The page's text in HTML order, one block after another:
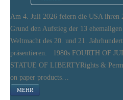
Am 4. Juli 2026 feiern die USA ihren
Grund den Aufstieg der 13
Weltmacht des 20. und 21.
präsentieren. 1980s FOURTH OF
STATUE OF LIBERTYRights &
on paper products…
MEHR